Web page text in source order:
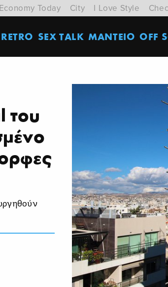
Economy Today City I Love Style
RETRO SEX TALK ΜΑΝΤΕΙΟ OFF
του